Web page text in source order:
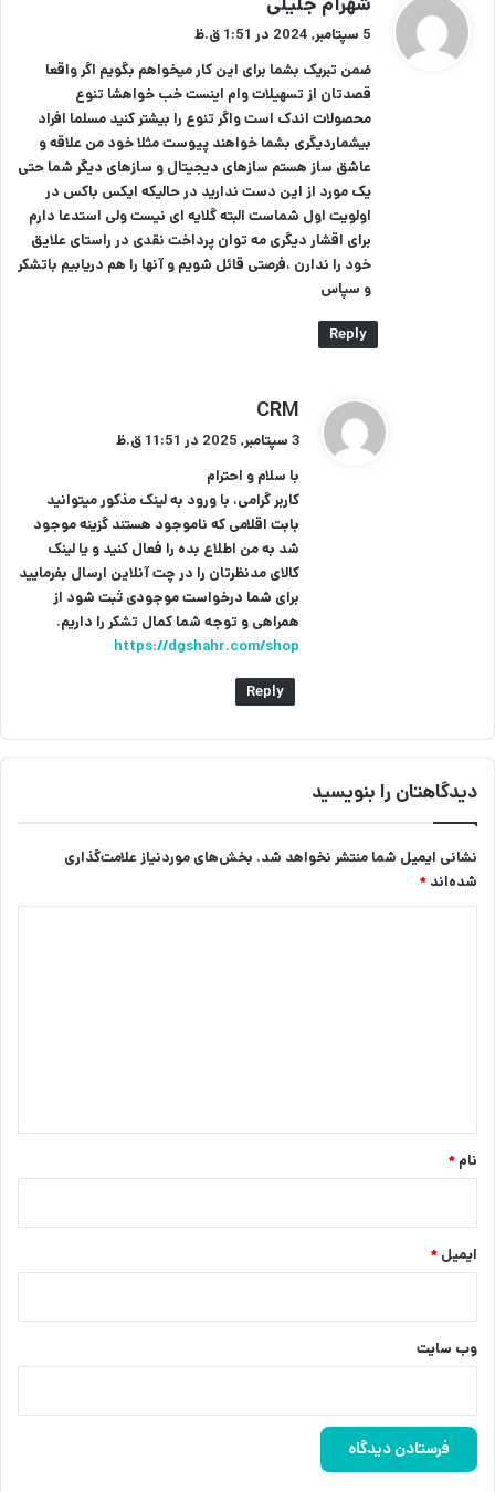
ت
:
5 سپتامبر, 2024 در 1:51 ق.ظ
ضمن تبریک بشما برای این کار میخواهم بگویم اگر واقعا
قصدتان از تسهیلات وام اینست خب خواهشا تنوع
محصولات اندک است واگر تنوع را بیشتر کنید مسلما افراد
بیشماردیگری بشما خواهند پیوست مثلا خود من علاقه و
عاشق ساز هستم سازهای دیجیتال و سازهای دیگر شما حتی
یک مورد از این دست ندارید در حالیکه ایکس باکس در
اولویت اول شماست البته گلایه ای نیست ولی استدعا دارم
برای اقشار دیگری مه توان پرداخت نقدی در راستای علایق
خود را ندارن ،فرصتی قائل شویم و آنها را هم دریابیم باتشکر
و سپاس
Reply
CRM
ت
:
3 سپتامبر, 2025 در 11:51 ق.ظ
با سلام و احترام
کاربر گرامی، با ورود به لینک مذکور میتوانید
بابت اقلامی که ناموجود هستند گزینه موجود
شد به من اطلاع بده را فعال کنید و یا لینک
کالای مدنظرتان را در چت آنلاین ارسال بفرمایید
برای شما درخواست موجودی ثبت شود از
همراهی و توجه شما کمال تشکر را داریم.
https://dgshahr.com/shop
Reply
دیدگاهتان را بنویسید
نشانی ایمیل شما منتشر نخواهد شد. بخش‌های موردنیاز علامت‌گذاری
شده‌اند *
نام *
ایمیل *
وب‌ سایت